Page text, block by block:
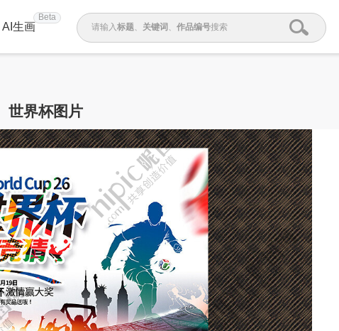
AI生画
Beta
请输入标题、 关键词 、 作品编号搜索
世界杯图片